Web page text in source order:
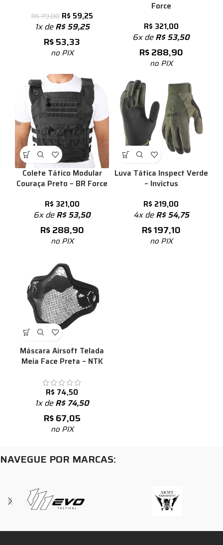
R$79,00 R$ 59,25
1x deR$59,25
R$53,33
no PIX
Force
R$ 321,00
6x deR$53,50
R$288,90
no PIX
Colete Tático Modular
Couraça Preto – BR Force
R$ 321,00
6x deR$53,50
R$288,90
no PIX
Luva Tática Inspect Verde
– Invictus
R$ 219,00
4x deR$54,75
R$197,10
no PIX
Máscara Airsoft Telada
Meia Face Preta – NTK
R$ 74,50
1x deR$74,50
R$67,05
no PIX
NAVEGUE POR MARCAS: